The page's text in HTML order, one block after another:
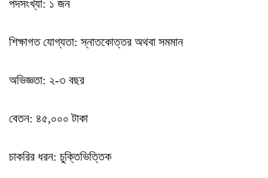
পদসংখ্যা: ১ জন
শিক্ষাগত যোগ্যতা: স্নাতকোত্তর অথবা সমমান
অভিজ্ঞতা: ২-৩ বছর
বেতন: ৪৫,০০০ টাকা
চাকরির ধরন: চুক্তিভিত্তিক